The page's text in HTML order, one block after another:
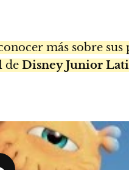
más sobre sus
de Disney Junior